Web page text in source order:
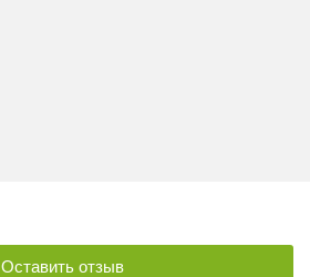
Оставить отзыв